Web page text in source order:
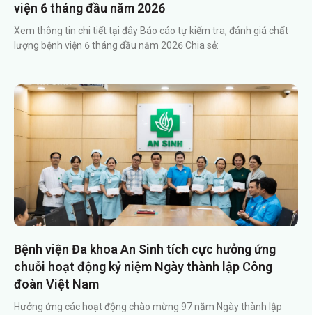
viện 6 tháng đầu năm 2026
Xem thông tin chi tiết tại đây Báo cáo tự kiểm tra, đánh giá chất
lượng bệnh viện 6 tháng đầu năm 2026 Chia sẻ:
Bệnh viện Đa khoa An Sinh tích cực hưởng ứng
chuỗi hoạt động kỷ niệm Ngày thành lập Công
đoàn Việt Nam
Hưởng ứng các hoạt động chào mừng 97 năm Ngày thành lập